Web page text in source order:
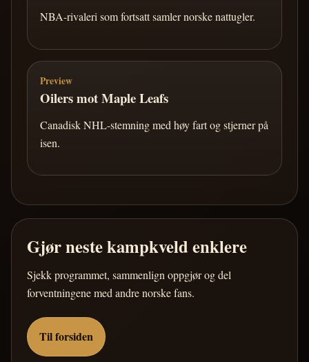
NBA-rivaleri som fortsatt samler norske nattugler.
Preview
Oilers mot Maple Leafs
Canadisk NHL-stemning med høy fart og stjerner på
isen.
Gjør neste kampkveld enklere
Sjekk programmet, sammenlign oppgjør og del
forventningene med andre norske fans.
Til forsiden